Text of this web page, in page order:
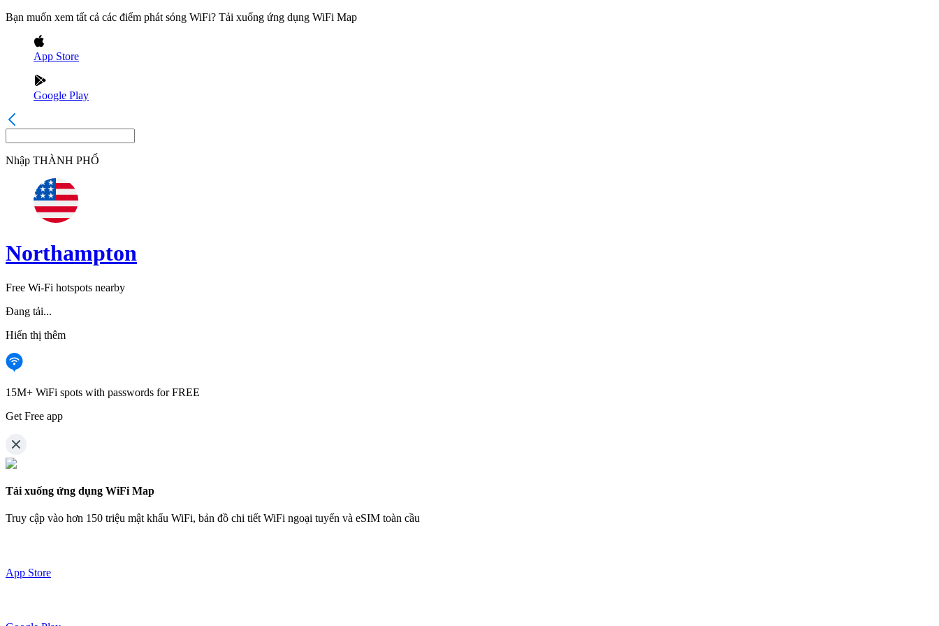
Bạn muốn xem tất cả các điểm phát sóng WiFi? Tải xuống ứng dụng WiFi Map
App Store
Google Play
Nhập THÀNH PHỐ
Northampton
Free Wi-Fi hotspots nearby
Đang tải...
Hiển thị thêm
15M+ WiFi spots with passwords for FREE
Get Free app
Tải xuống ứng dụng WiFi Map
Truy cập vào hơn 150 triệu mật khẩu WiFi, bản đồ chi tiết WiFi ngoại tuyến và eSIM toàn cầu
App Store